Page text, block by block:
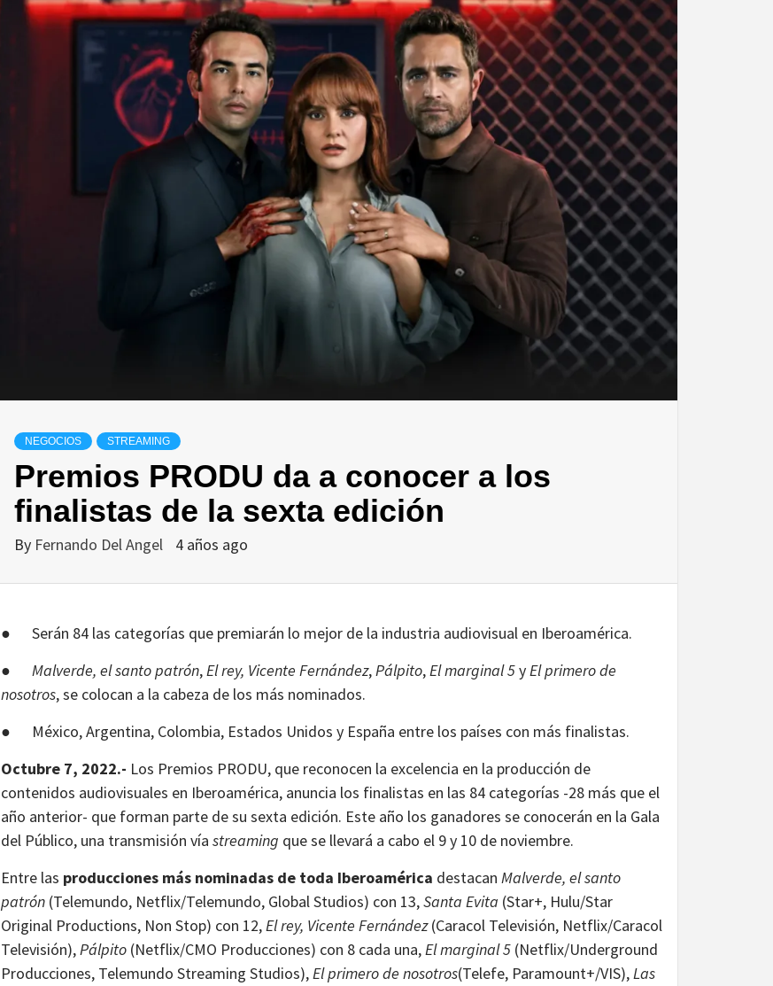
NEGOCIOS STREAMING
Premios PRODU da a conocer a los
finalistas de la sexta edición
By Fernando Del Angel 4 años ago
● Serán 84 las categorías que premiarán lo mejor de la industria audiovisual en Iberoamérica.
● Malverde, el santo patrón,El rey, Vicente Fernández,Pálpito,El marginal 5yEl primero de
nosotros, se colocan a la cabeza de los más nominados.
● México, Argentina, Colombia, Estados Unidos y España entre los países con más finalistas.
Octubre 7, 2022.- Los Premios PRODU, que reconocen la excelencia en la producción de
contenidos audiovisuales en Iberoamérica, anuncia los finalistas en las 84 categorías -28 más que el
año anterior- que forman parte de su sexta edición. Este año los ganadores se conocerán en la Gala
del Público, una transmisión vía streaming que se llevará a cabo el 9 y 10 de noviembre.
Entre las producciones más nominadas de toda Iberoamérica destacan Malverde, el santo
patrón (Telemundo, Netflix/Telemundo, Global Studios) con 13,Santa Evita (Star+, Hulu/Star
Original Productions, Non Stop) con 12,El rey, Vicente Fernández(Caracol Televisión, Netflix/Caracol
Televisión),Pálpito (Netflix/CMO Producciones) con 8 cada una,El marginal 5 (Netflix/Underground
Producciones, Telemundo Streaming Studios),El primero de nosotros(Telefe, Paramount+/VIS),Las